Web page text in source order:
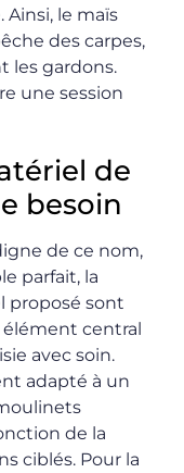
le maïs
des carpes,
les gardons.
une session
de
besoin
de ce nom,
parfait, la
proposé sont
élément central
avec soin.
adapté à un
de la
ciblés. Pour la